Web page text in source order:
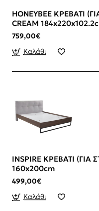
HONEYBEE ΚΡΕΒΑΤΙ
CREAM
759,00€
Καλάθι
INSPIRE ΚΡΕΒΑΤΙ
160x200cm
499,00€
Καλάθι